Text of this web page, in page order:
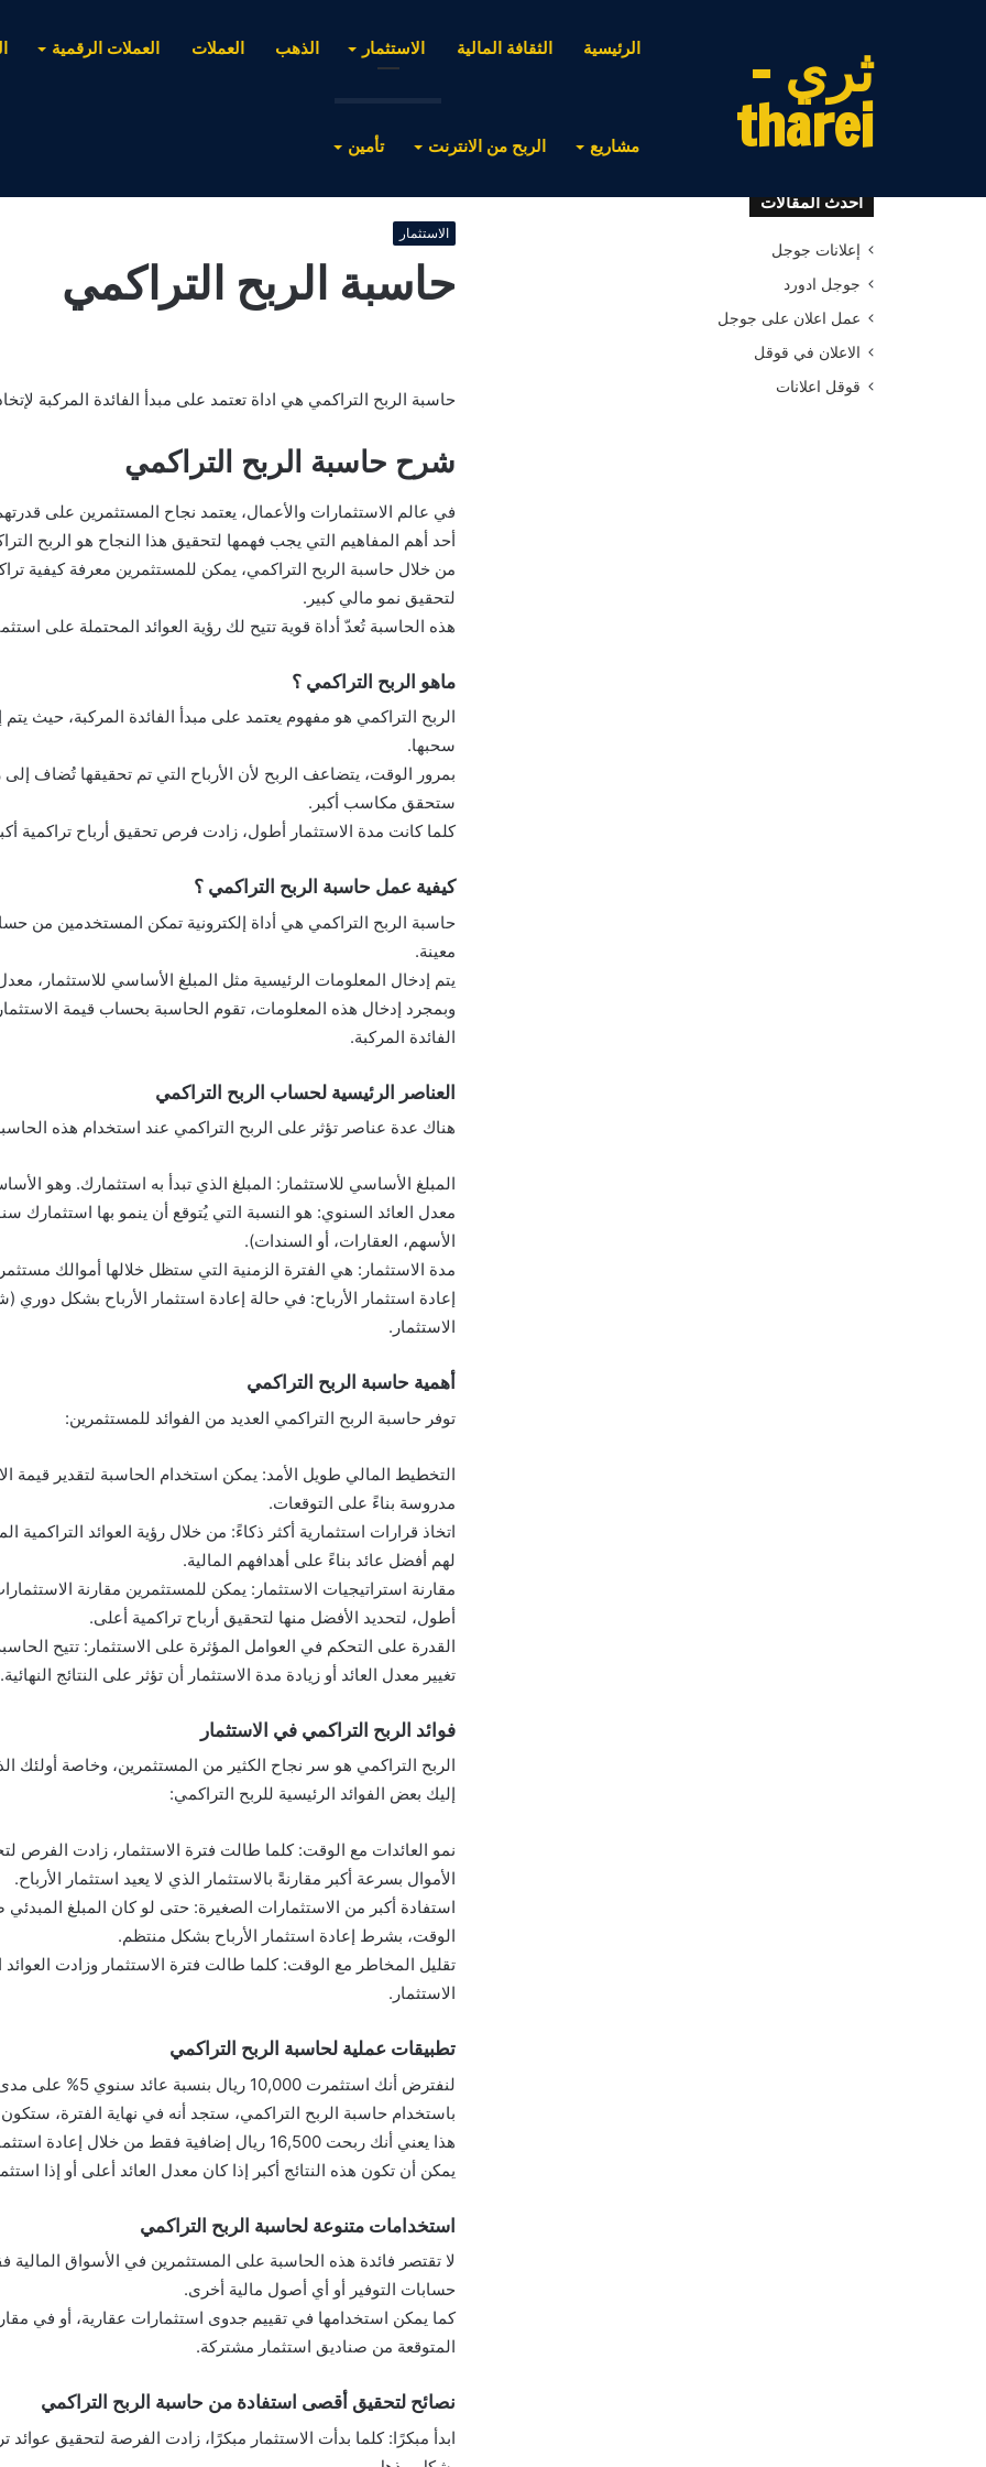
ثري -
tharei
الرئيسية الثقافة المالية الاستثمار الذهب العملات العملات الرقمية
مشاريع الربح من الانترنت تأمين
الاستثمار
حاسبة الربح التراكمي
حاسبة الربح التراكمي هي اداة تعتمد على مبدأ الفائدة المركبة
شرح حاسبة الربح التراكمي
في عالم الاستثمارات والأعمال، يعتمد نجاح المستثمرين على
أحد أهم المفاهيم التي يجب فهمها لتحقيق هذا النجاح هو الربح
من خلال حاسبة الربح التراكمي، يمكن للمستثمرين معرفة كيفية
لتحقيق نمو مالي كبير.
هذه الحاسبة تُعدّ أداة قوية تتيح لك رؤية العوائد المحتملة على
ماهو الربح التراكمي ؟
الربح التراكمي هو مفهوم يعتمد على مبدأ الفائدة المركبة، حيث يتم
سحبها.
بمرور الوقت، يتضاعف الربح لأن الأرباح التي تم تحقيقها تُضاف
ستحقق مكاسب أكبر.
كلما كانت مدة الاستثمار أطول، زادت فرص تحقيق أرباح تراكمية
كيفية عمل حاسبة الربح التراكمي ؟
حاسبة الربح التراكمي هي أداة إلكترونية تمكن المستخدمين من
معينة.
يتم إدخال المعلومات الرئيسية مثل المبلغ الأساسي للاستثمار،
وبمجرد إدخال هذه المعلومات، تقوم الحاسبة بحساب قيمة الاستثمار
الفائدة المركبة.
العناصر الرئيسية لحساب الربح التراكمي
هناك عدة عناصر تؤثر على الربح التراكمي عند استخدام هذه
المبلغ الأساسي للاستثمار: المبلغ الذي تبدأ به استثمارك. وهو
معدل العائد السنوي: هو النسبة التي يُتوقع أن ينمو بها استثمارك
الأسهم، العقارات، أو السندات).
مدة الاستثمار: هي الفترة الزمنية التي ستظل خلالها أموالك
إعادة استثمار الأرباح: في حالة إعادة استثمار الأرباح بشكل
الاستثمار.
أهمية حاسبة الربح التراكمي
توفر حاسبة الربح التراكمي العديد من الفوائد للمستثمرين:
التخطيط المالي طويل الأمد: يمكن استخدام الحاسبة لتقدير
مدروسة بناءً على التوقعات.
اتخاذ قرارات استثمارية أكثر ذكاءً: من خلال رؤية العوائد
لهم أفضل عائد بناءً على أهدافهم المالية.
مقارنة استراتيجيات الاستثمار: يمكن للمستثمرين مقارنة
أطول، لتحديد الأفضل منها لتحقيق أرباح تراكمية أعلى.
القدرة على التحكم في العوامل المؤثرة على الاستثمار: تتيح
تغيير معدل العائد أو زيادة مدة الاستثمار أن تؤثر على النتائج النهائية.
فوائد الربح التراكمي في الاستثمار
الربح التراكمي هو سر نجاح الكثير من المستثمرين، وخاصة أولئك
إليك بعض الفوائد الرئيسية للربح التراكمي:
نمو العائدات مع الوقت: كلما طالت فترة الاستثمار، زادت الفرص
الأموال بسرعة أكبر مقارنةً بالاستثمار الذي لا يعيد استثمار الأرباح.
استفادة أكبر من الاستثمارات الصغيرة: حتى لو كان المبلغ
الوقت، بشرط إعادة استثمار الأرباح بشكل منتظم.
تقليل المخاطر مع الوقت: كلما طالت فترة الاستثمار وزادت العوائد
الاستثمار.
تطبيقات عملية لحاسبة الربح التراكمي
لنفترض أنك استثمرت 10,000 ريال بنسبة عائد سنوي 5% على مدى 20 عامًا.
باستخدام حاسبة الربح التراكمي، ستجد أنه في نهاية الفترة، ستكون قيمة
هذا يعني أنك ربحت 16,500 ريال إضافية فقط من خلال إعادة استثمار الأرباح وزيادة فترة الاستثمار.
يمكن أن تكون هذه النتائج أكبر إذا كان معدل العائد أعلى أو إذا
استخدامات متنوعة لحاسبة الربح التراكمي
لا تقتصر فائدة هذه الحاسبة على المستثمرين في الأسواق
حسابات التوفير أو أي أصول مالية أخرى.
كما يمكن استخدامها في تقييم جدوى استثمارات عقارية، أو في
المتوقعة من صناديق استثمار مشتركة.
نصائح لتحقيق أقصى استفادة من حاسبة الربح التراكمي
ابدأ مبكرًا: كلما بدأت الاستثمار مبكرًا، زادت الفرصة لتحقيق
أحدث المقالات
إعلانات جوجل
جوجل ادورد
عمل اعلان على جوجل
الاعلان في قوقل
قوقل اعلانات